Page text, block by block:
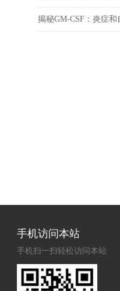
揭秘GM-CSF：炎症
手机访问本站
手机扫一扫轻松访问本站